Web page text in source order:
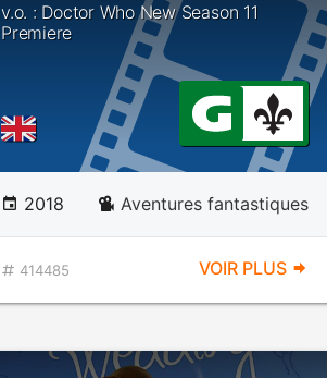
v.o. : Doctor Who New Season 11
Premiere
2018 Aventures fantastiques
414485 VOIR PLUS